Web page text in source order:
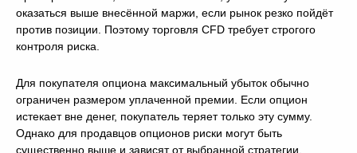
оказаться выше внесённой маржи, если рынок резко пойдёт
против позиции. Поэтому торговля CFD требует строгого
контроля риска.
Для покупателя опциона максимальный убыток обычно
ограничен размером уплаченной премии. Если опцион
истекает вне денег, покупатель теряет только эту сумму.
Однако для продавцов опционов риски могут быть
существенно выше и зависят от выбранной стратегии.